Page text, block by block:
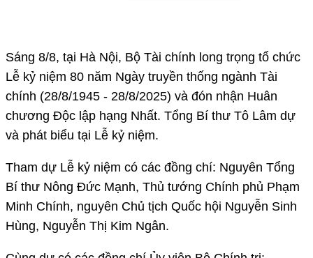
Sáng 8/8, tại Hà Nội, Bộ Tài chính long trọng tổ chức
Lễ kỷ niệm 80 năm Ngày truyền thống ngành Tài
chính (28/8/1945 - 28/8/2025) và đón nhận Huân
chương Độc lập hạng Nhất. Tổng Bí thư Tô Lâm dự
và phát biểu tại Lễ kỷ niệm.
Tham dự Lễ kỷ niệm có các đồng chí: Nguyên Tổng
Bí thư Nông Đức Mạnh, Thủ tướng Chính phủ Phạm
Minh Chính, nguyên Chủ tịch Quốc hội Nguyễn Sinh
Hùng, Nguyễn Thị Kim Ngân.